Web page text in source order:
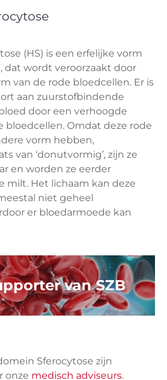
(HS) is een erfelijke vorm
dat wordt veroorzaakt door
van de rode bloedcellen. Er is
aan zuurstofbindende
door een verhoogde
bloedcellen. Omdat deze rode
vorm hebben,
van ‘donutvormig’, zijn ze
en worden ze eerder
milt. Het lichaam kan deze
niet geheel
er bloedarmoede kan
van SZB
Sferocytose zijn
onze medisch adviseurs.